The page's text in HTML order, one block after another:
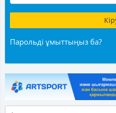
Парольді ұмыттыңыз ба?